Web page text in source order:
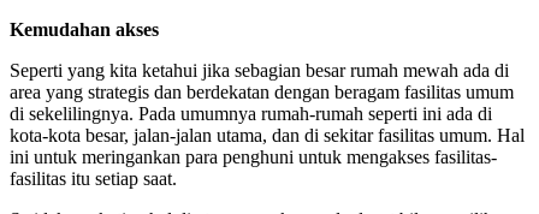
Kemudahan akses
Seperti yang kita ketahui jika sebagian besar rumah mewah ada di
area yang strategis dan berdekatan dengan beragam fasilitas umum
di sekelilingnya. Pada umumnya rumah-rumah seperti ini ada di
kota-kota besar, jalan-jalan utama, dan di sekitar fasilitas umum. Hal
ini untuk meringankan para penghuni untuk mengakses fasilitas-
fasilitas itu setiap saat.